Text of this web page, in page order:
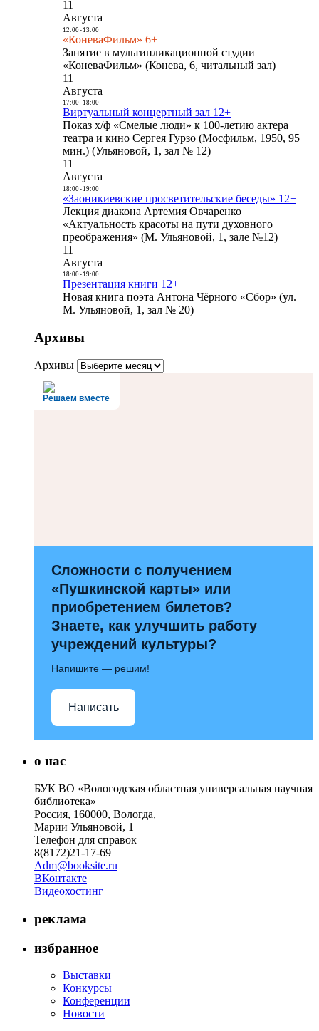
11
Августа
12:00- 13:00
«КоневаФильм» 6+
Занятие в мультипликационной студии
«КоневаФильм» (Конева, 6, читальный зал)
11
Августа
17:00- 18:00
Виртуальный концертный зал 12+
Показ х/ф «Смелые люди» к 100-летию актера
театра и кино Сергея Гурзо (Мосфильм, 1950, 95
мин.) (Ульяновой, 1, зал № 12)
11
Августа
18:00- 19:00
«Заоникиевские просветительские беседы» 12+
Лекция диакона Артемия Овчаренко
«Актуальность красоты на пути духовного
преображения» (М. Ульяновой, 1, зале №12)
11
Августа
18:00- 19:00
Презентация книги 12+
Новая книга поэта Антона Чёрного «Сбор» (ул.
М. Ульяновой, 1, зал № 20)
Архивы
Архивы
Решаем вместе
Сложности с получением
«Пушкинской карты» или
приобретением билетов?
Знаете, как улучшить работу
учреждений культуры?
Напишите — решим!
Написать
о нас
БУК ВО «Вологодская областная универсальная научная
библиотека»
Россия, 160000, Вологда,
Марии Ульяновой, 1
Телефон для справок –
8(8172)21-17-69
Adm@booksite.ru
ВКонтакте
Видеохостинг
реклама
избранное
Выставки
Конкурсы
Конференции
Новости